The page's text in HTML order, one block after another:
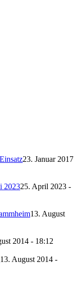
23. Januar 2017
202325. April 2023 -
13. August
2014 - 18:12
13. August 2014 -